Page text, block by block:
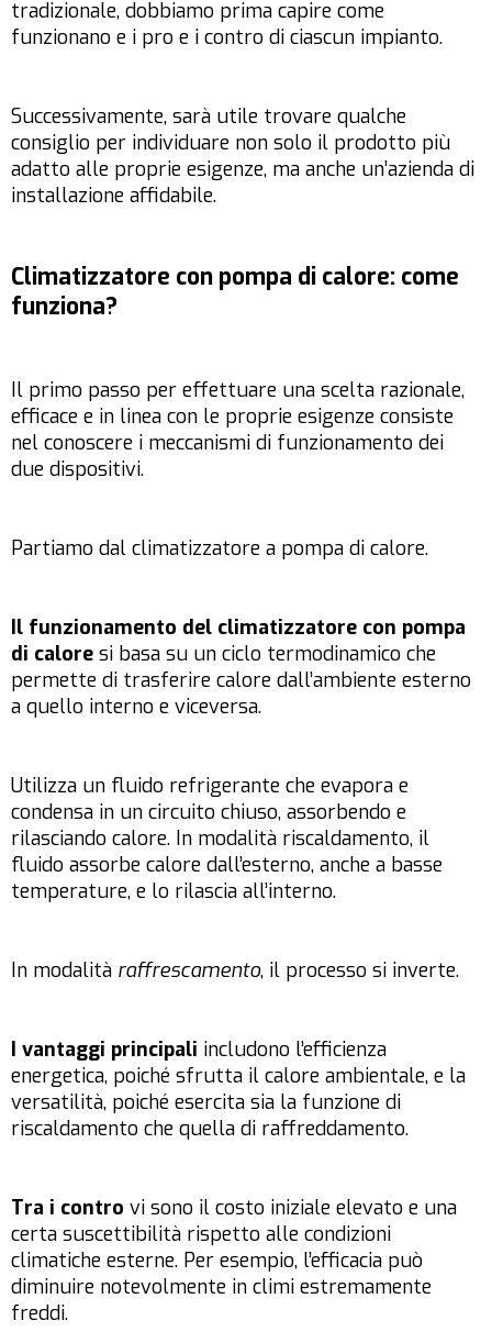
tradizionale, dobbiamo prima capire come
funzionano e i pro e i contro di ciascun impianto.
Successivamente, sarà utile trovare qualche
consiglio per individuare non solo il prodotto più
adatto alle proprie esigenze, ma anche un’azienda di
installazione affidabile.
Climatizzatore con pompa di calore: come
funziona?
Il primo passo per effettuare una scelta razionale,
efficace e in linea con le proprie esigenze consiste
nel conoscere i meccanismi di funzionamento dei
due dispositivi.
Partiamo dal climatizzatore a pompa di calore.
Il funzionamento del climatizzatore con pompa
di calore si basa su un ciclo termodinamico che
permette di trasferire calore dall’ambiente esterno
a quello interno e viceversa.
Utilizza un fluido refrigerante che evapora e
condensa in un circuito chiuso, assorbendo e
rilasciando calore. In modalità riscaldamento, il
fluido assorbe calore dall’esterno, anche a basse
temperature, e lo rilascia all’interno.
In modalità raffrescamento, il processo si inverte.
I vantaggi principali includono l’efficienza
energetica, poiché sfrutta il calore ambientale, e la
versatilità, poiché esercita sia la funzione di
riscaldamento che quella di raffreddamento.
Tra i contro vi sono il costo iniziale elevato e una
certa suscettibilità rispetto alle condizioni
climatiche esterne. Per esempio, l’efficacia può
diminuire notevolmente in climi estremamente
freddi.